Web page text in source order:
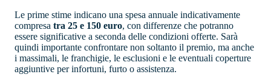
Le prime stime indicano una spesa annuale indicativamente
compresa tra 25 e 150 euro, con differenze che potranno
essere significative a seconda delle condizioni offerte. Sarà
quindi importante confrontare non soltanto il premio, ma anche
i massimali, le franchigie, le esclusioni e le eventuali coperture
aggiuntive per infortuni, furto o assistenza.